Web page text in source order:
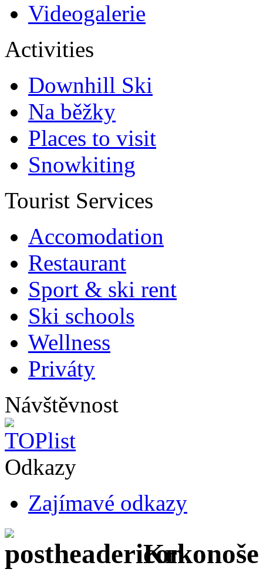
Videogalerie
Activities
Downhill Ski
Na běžky
Places to visit
Snowkiting
Tourist Services
Accomodation
Restaurant
Sport & ski rent
Ski schools
Wellness
Priváty
Návštěvnost
Odkazy
Zajímavé odkazy
Krkonoše